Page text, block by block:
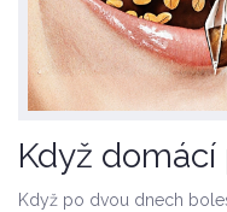
Když
Když po dvou dnech